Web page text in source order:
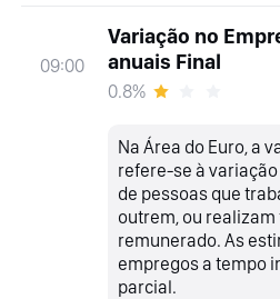
09:00
Variação no
anuais Final
0.8%
Na Área do Euro, a
refere-se à
de pessoas que
outrem, ou
remunerado. As
empregos a tempo
parcial.